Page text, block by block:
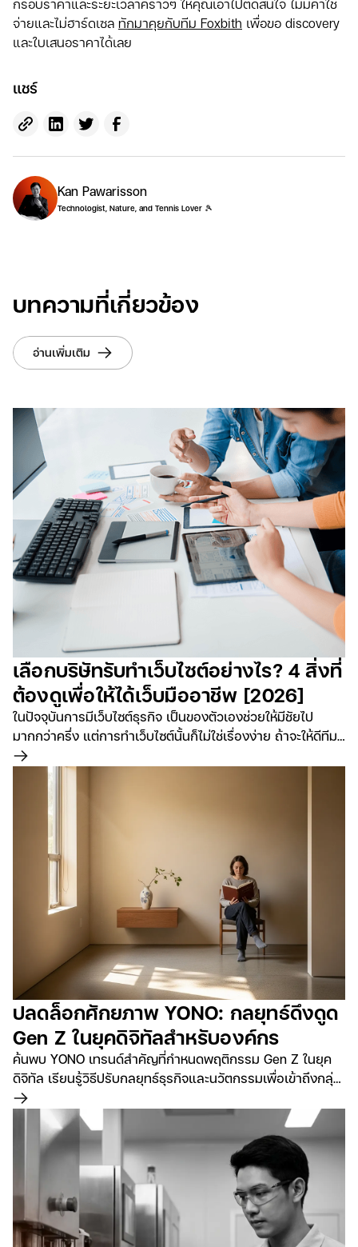
กรอบราคาและระยะเวลาคร่าวๆ ให้คุณเอาไปตัดสินใจ ไม่มีค่าใช้
จ่ายและไม่ฮาร์ดเซล ทักมาคุยกับทีม Foxbith เพื่อขอ discovery
และใบเสนอราคาได้เลย
แชร์
Kan Pawarisson
Technologist, Nature, and Tennis Lover 🎾
บทความที่เกี่ยวข้อง
อ่านเพิ่มเติม
เลือกบริษัทรับทำเว็บไซต์อย่างไร? 4 สิ่งที่
ต้องดูเพื่อให้ได้เว็บมืออาชีพ [2026]
ในปัจจุบันการมีเว็บไซต์ธุรกิจ เป็นของตัวเองช่วยให้มีชัยไป
มากกว่าครึ่ง แต่การทำเว็บไซต์นั้นก็ไม่ใช่เรื่องง่าย ถ้าจะให้ดีทีม
จะต้องมีความชำนาญ ไม่ใช่แค่ทำเว็บได้ แต่ต้องเชี่ยวชาญทั้ง
การออกแบบ (Design) การขาย (Marketing), และการพัฒนา
อ่านเพิ่มเติม
ปลดล็อกศักยภาพ YONO: กลยุทธ์ดึงดูด
Gen Z ในยุคดิจิทัลสำหรับองค์กร
ค้นพบ YONO เทรนด์สำคัญที่กำหนดพฤติกรรม Gen Z ในยุค
ดิจิทัล เรียนรู้วิธีปรับกลยุทธ์ธุรกิจและนวัตกรรมเพื่อเข้าถึงกลุ่ม
เป้าหมายแห่งอนาคต พร้อมรับมือการเปลี่ยนแปลงอย่างมี
ประสิทธิภาพ.
อ่านเพิ่มเติม